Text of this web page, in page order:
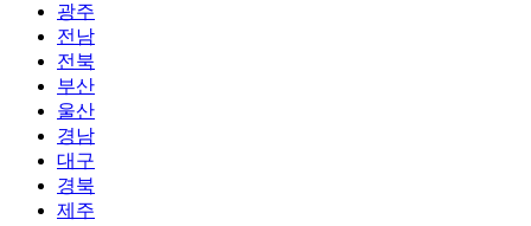
광주
전남
전북
부산
울산
경남
대구
경북
제주